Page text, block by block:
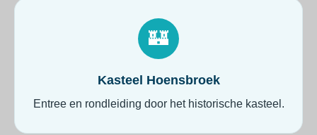
🏰
Kasteel Hoensbroek
Entree en rondleiding door het historische kasteel.